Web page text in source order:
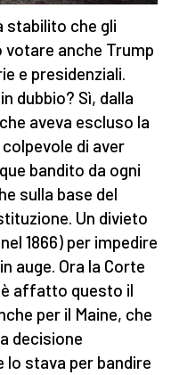
stabilito che gli
anche Trump
e presidenziali.
dubbio? Sì, dalla
aveva escluso la
di aver
bandito da ogni
sulla base del
Un divieto
1866) per impedire
auge. Ora la Corte
affatto questo il
per il Maine, che
decisione
lo stava per bandire